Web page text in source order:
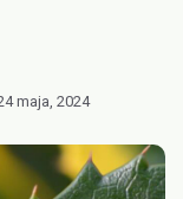
maja, 2024